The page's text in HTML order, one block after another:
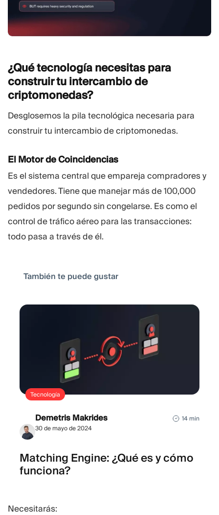
¿Qué tecnología necesitas para
construir tu intercambio de
criptomonedas?
Desglosemos la pila tecnológica necesaria para
construir tu intercambio de criptomonedas.
El Motor de Coincidencias
Es el sistema central que empareja compradores y
vendedores. Tiene que manejar más de 100,000
pedidos por segundo sin congelarse. Es como el
control de tráfico aéreo para las transacciones:
todo pasa a través de él.
También te puede gustar
Tecnología
Demetris Makrides
30 de mayo de 2024
14 min
Matching Engine: ¿Qué es y cómo
funciona?
Necesitarás: